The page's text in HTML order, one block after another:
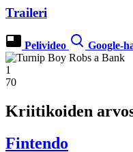
Traileri
Pelivideo Google-
1
70
Kriitikoiden
Fintendo